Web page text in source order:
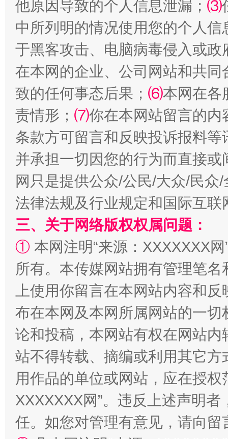
揭批美国五大"原罪" "炒
解纷+调解+退费，一次搞定
他原因导致的个人信息泄漏； ⑶
中所列明的情况使用您的个人
于黑客攻击、电脑病毒侵入或
在本网的企业、公司网站和共
致的任何事态后果； ⑹本网在各
责情形； ⑺你在本网站留言的内
条款方可留言和反映投诉报料
并承担一切因您的行为而直接
网只是提供公众/公民/大众/民
法律法规及行业规定和国际互
三、关于网络版权权属问题：
① 本网注明“来源：XXXXXXX
所有。本传媒网站拥有管理笔
上使用你留言在本网站内容和
布在本网及本网所属网站的一
论和投稿，本网站有权在网站
站不得转载、摘编或利用其它
用作品的单位或网站，应在授
XXXXXXX网”。违反上述声明
任。如您对管理有意见，请向